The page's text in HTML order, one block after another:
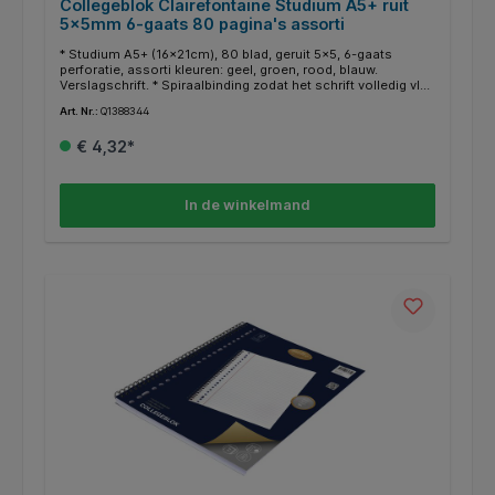
Collegeblok Clairefontaine Studium A5+ ruit
5x5mm 6-gaats 80 pagina's assorti
* Studium A5+ (16x21cm), 80 blad, geruit 5x5, 6-gaats
perforatie, assorti kleuren: geel, groen, rood, blauw.
Verslagschrift. * Spiraalbinding zodat het schrift volledig vlak
gemakkelijk gaat. * Uitscheurbare, micro geperforeerde
netjes schrijven is. * Het papier laat geen inkt door zodat het
willekeur uitgeleverd.
Art. Nr.: Q1388344
€ 4,32*
In de winkelmand